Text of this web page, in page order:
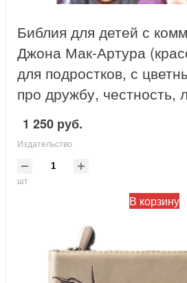
Библия для детей с
Джона Мак-Артура
для подростков, с
про дружбу, честность,
1 250 руб.
Издательство
шт
В корзину